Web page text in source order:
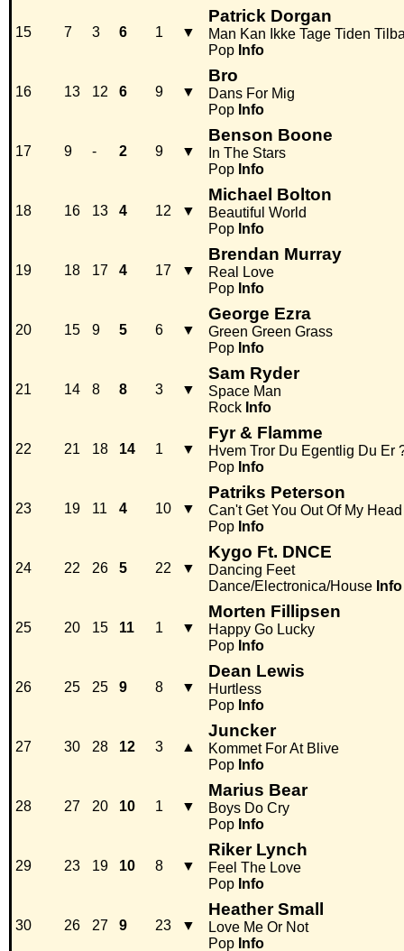
15 7 3 6 1 ▼
Patrick Dorgan
Man Kan Ikke Tage Tiden
Pop Info
16 13 12 6 9 ▼
Bro
Dans For Mig
Pop Info
17 9 - 2 9 ▼
Benson Boone
In The Stars
Pop Info
18 16 13 4 12 ▼
Michael Bolton
Beautiful World
Pop Info
19 18 17 4 17 ▼
Brendan Murray
Real Love
Pop Info
20 15 9 5 6 ▼
George Ezra
Green Green Grass
Pop Info
21 14 8 8 3 ▼
Sam Ryder
Space Man
Rock Info
22 21 18 14 1 ▼
Fyr & Flamme
Hvem Tror Du Egentlig Du Er
Pop Info
23 19 11 4 10 ▼
Patriks Peterson
Can't Get You Out Of My Head
Pop Info
24 22 26 5 22 ▼
Kygo Ft. DNCE
Dancing Feet
Dance/Electronica/House Info
25 20 15 11 1 ▼
Morten Fillipsen
Happy Go Lucky
Pop Info
26 25 25 9 8 ▼
Dean Lewis
Hurtless
Pop Info
27 30 28 12 3 ▲
Juncker
Kommet For At Blive
Pop Info
28 27 20 10 1 ▼
Marius Bear
Boys Do Cry
Pop Info
29 23 19 10 8 ▼
Riker Lynch
Feel The Love
Pop Info
30 26 27 9 23 ▼
Heather Small
Love Me Or Not
Pop Info